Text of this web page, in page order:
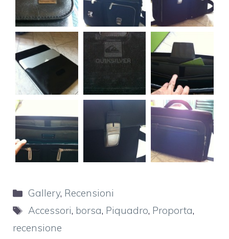
Categorie
Gallery, Recensioni
Tag
Accessori, borsa, Piquadro, Proporta,
recensione